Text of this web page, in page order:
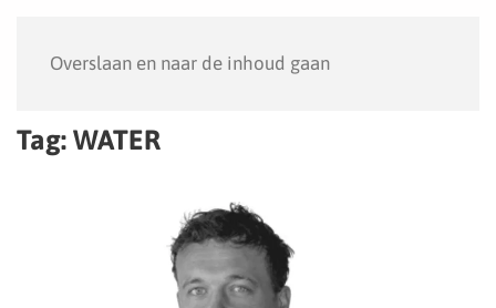
Overslaan en naar de inhoud gaan
Tag: WATER